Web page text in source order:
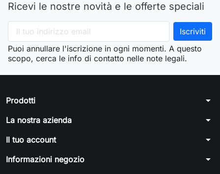
Ricevi le nostre novità e le offerte speciali
Puoi annullare l'iscrizione in ogni momenti. A questo
scopo, cerca le info di contatto nelle note legali.
Prodotti arrow_drop_down
La nostra azienda arrow_drop_down
Il tuo account arrow_drop_down
Informazioni negozio arrow_drop_down